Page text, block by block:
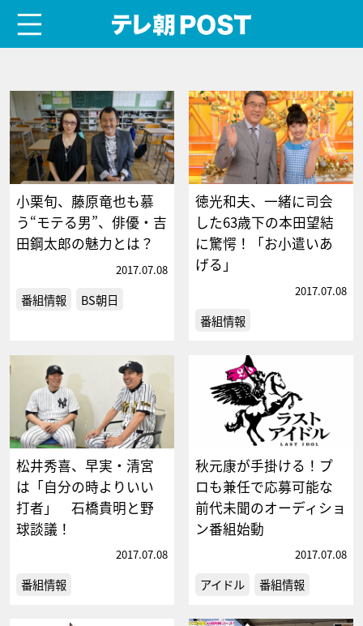
小栗旬、藤原竜也も慕
う“モテる男”、俳優・吉
田鋼太郎の魅力とは？
2017.07.08
番組情報 BS朝日
徳光和夫、一緒に司会
した63歳下の本田望結
に驚愕！「お小遣いあ
げる」
2017.07.08
番組情報
松井秀喜、早実・清宮
は「自分の時よりいい
打者」 石橋貴明と野
球談議！
2017.07.08
番組情報
秋元康が手掛ける！プ
ロも兼任で応募可能な
前代未聞のオーディショ
ン番組始動
2017.07.08
アイドル 番組情報